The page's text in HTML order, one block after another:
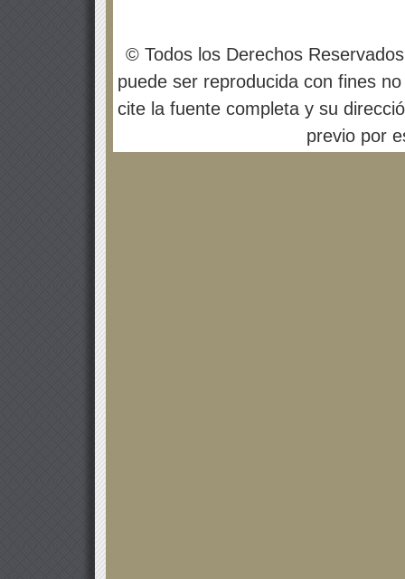
© Todos los Derechos
puede ser reproducida con fines
cite la fuente completa y su
previo por